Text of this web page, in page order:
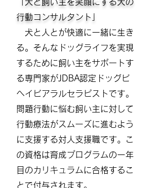
「犬と飼い主を笑顔にする犬の
行動コンサルタント」
犬と人とが快適に一緒に生き
る。そんなドッグライフを実現
するために飼い主をサポートす
る専門家がJDBA認定ドッグビ
ヘイビアラルセラピストです。​
問題行動に悩む飼い主に対して
行動療法がスムーズに進むよう
に支援する対人支援職です。こ
の資格は育成プログラムの一年
目のカリキュラムに合格するこ
とで付与されます。